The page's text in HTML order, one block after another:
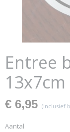
Entree
13x7cm
€ 6,95 (inclusief
Aantal